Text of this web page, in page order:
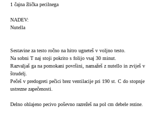
1 čajna žlička pecilnega
NADEV:
Nutella
Sestavine za testo ročno na hitro ugneteš v voljno testo.
Na sobni T naj stoji pokrito s folijo vsaj 30 minut.
Razvaljaš ga na pomokani površini, namažeš z nutello in zviješ v
štrudelj.
Pečeš v predogreti pečici brez ventilacije pri 190 st. C do stopnje
ustrezne zapečenosti.
Delno ohlajeno pecivo poševno razrežeš na pol cm debele rezine.